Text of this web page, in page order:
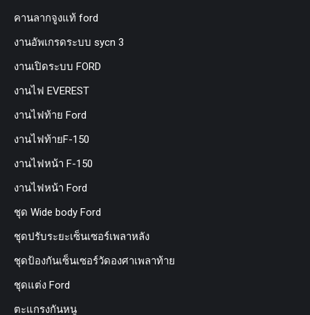
คานลากจูงแท้ ford
งานอัพเกรดระบบ sycn 3
งานเปิดระบบ FORD
งานไฟ EVEREST
งานไฟท้าย Ford
งานไฟท้ายF-150
งานไฟหน้า F-150
งานไฟหน้า Ford
ชุด Wide body Ford
ชุดปรับระยะเซ็นเซอร์เพลาหลัง
ชุดป้องกันเซ็นเซอร์วัดองศาเพลาท้าย
ชุดแต่ง Ford
ตะแกรงกันหนู